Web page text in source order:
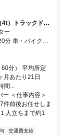
4t）トラックドラ
ー
分 車・バイク・
分） 平均所定
月あたり21日
間...
＜仕事内容＞
件前後お任せしま
人立ちまで約1
交通費支給